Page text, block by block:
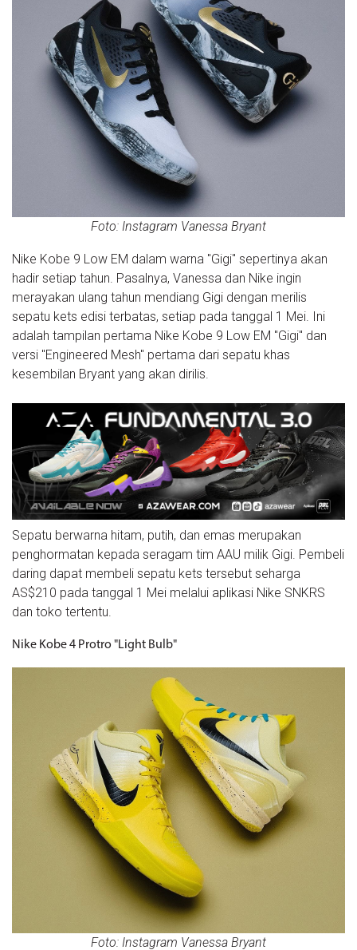
Foto: Instagram Vanessa Bryant
Nike Kobe 9 Low EM dalam warna "Gigi" sepertinya akan
hadir setiap tahun. Pasalnya, Vanessa dan Nike ingin
merayakan ulang tahun mendiang Gigi dengan merilis
sepatu kets edisi terbatas, setiap pada tanggal 1 Mei. Ini
adalah tampilan pertama Nike Kobe 9 Low EM "Gigi" dan
versi "Engineered Mesh" pertama dari sepatu khas
kesembilan Bryant yang akan dirilis.
Sepatu berwarna hitam, putih, dan emas merupakan
penghormatan kepada seragam tim AAU milik Gigi. Pembeli
daring dapat membeli sepatu kets tersebut seharga
AS$210 pada tanggal 1 Mei melalui aplikasi Nike SNKRS
dan toko tertentu.
Nike Kobe 4 Protro "Light Bulb"
Foto: Instagram Vanessa Bryant